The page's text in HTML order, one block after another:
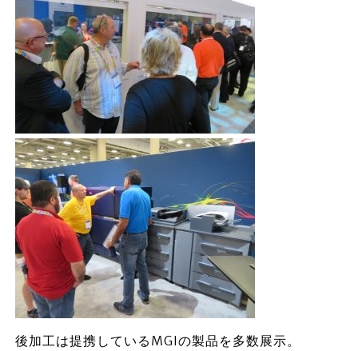
後加工は提携しているMGIの製品を多数展示。